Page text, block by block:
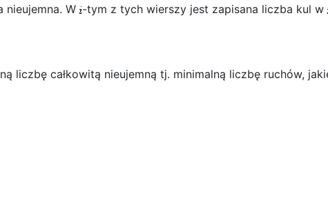
nieujemna. W -tym z tych wierszy jest zapisana liczba kul w
liczbę całkowitą nieujemną tj. minimalną liczbę ruchów,